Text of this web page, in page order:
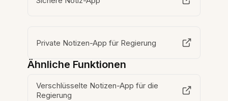
Private Notizen-App für Regierung
Ähnliche Funktionen
Verschlüsselte Notizen-App für die
Regierung